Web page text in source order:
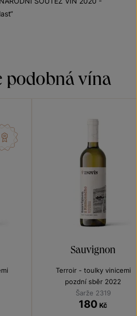
podobná vína
Sauvignon
Terroir - toulky vinicemi
pozdní sběr 2022
Šarže 2319
180 Kč